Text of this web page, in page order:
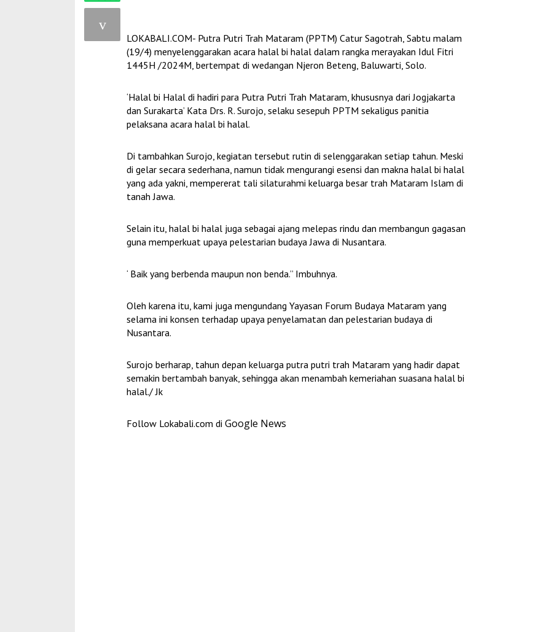
LOKABALI.COM- Putra Putri Trah Mataram (PPTM) Catur Sagotrah, Sabtu malam
(19/4) menyelenggarakan acara halal bi halal dalam rangka merayakan Idul Fitri
1445H /2024M, bertempat di wedangan Njeron Beteng, Baluwarti, Solo.
‘Halal bi Halal di hadiri para Putra Putri Trah Mataram, khususnya dari Jogjakarta
dan Surakarta’ Kata Drs. R. Surojo, selaku sesepuh PPTM sekaligus panitia
pelaksana acara halal bi halal.
Di tambahkan Surojo, kegiatan tersebut rutin di selenggarakan setiap tahun. Meski
di gelar secara sederhana, namun tidak mengurangi esensi dan makna halal bi halal
yang ada yakni, mempererat tali silaturahmi keluarga besar trah Mataram Islam di
tanah Jawa.
Selain itu, halal bi halal juga sebagai ajang melepas rindu dan membangun gagasan
guna memperkuat upaya pelestarian budaya Jawa di Nusantara.
‘ Baik yang berbenda maupun non benda.” Imbuhnya.
Oleh karena itu, kami juga mengundang Yayasan Forum Budaya Mataram yang
selama ini konsen terhadap upaya penyelamatan dan pelestarian budaya di
Nusantara.
Surojo berharap, tahun depan keluarga putra putri trah Mataram yang hadir dapat
semakin bertambah banyak, sehingga akan menambah kemeriahan suasana halal bi
halal./ Jk
Follow Lokabali.com diGoogle News